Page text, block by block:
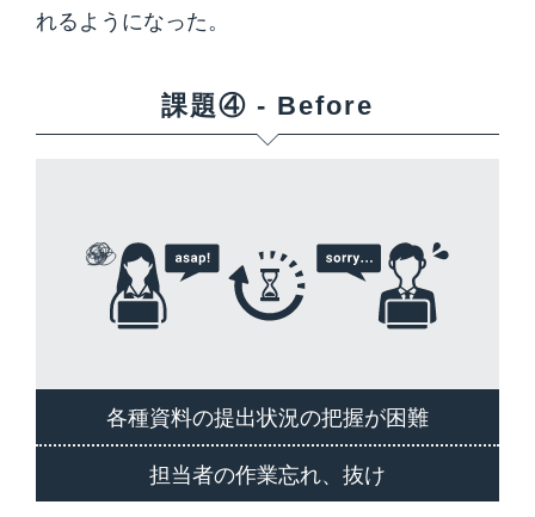
れるようになった。
課題④ - Before
各種資料の提出状況の把握が困難
担当者の作業忘れ、抜け